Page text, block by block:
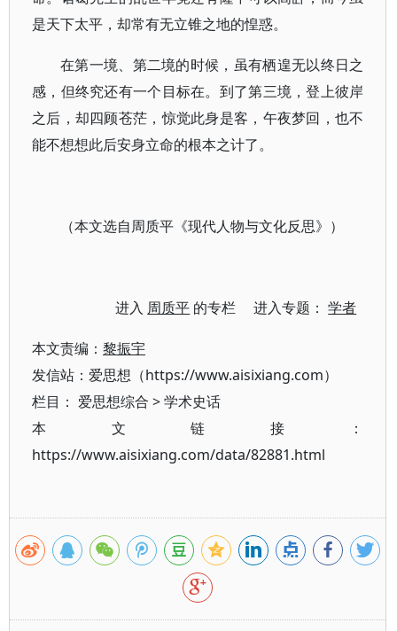
是天下太平，却常有无立锥之地的惶惑。
在第一境、第二境的时候，虽有栖遑无以终日之
感，但终究还有一个目标在。到了第三境，登上彼岸
之后，却四顾苍茫，惊觉此身是客，午夜梦回，也不
能不想想此后安身立命的根本之计了。
（本文选自周质平《现代人物与文化反思》）
进入 周质平 的专栏 进入专题：学者
本文责编： 黎振宇
发信站：爱思想（https://www.aisixiang.com）
栏目： 爱思想综合 >学术史话
本文链接：
https://www.aisixiang.com/data/82881.html